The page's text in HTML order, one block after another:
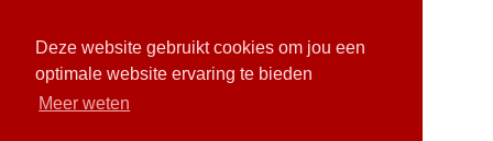
Deze website gebruikt cookies om jou een
optimale website ervaring te bieden
Meer weten